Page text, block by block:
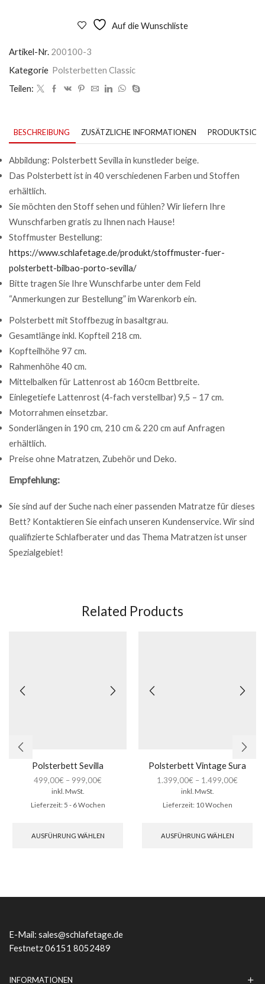
Auf die Wunschliste
Artikel-Nr. 200100-3
Kategorie Polsterbetten Classic
Teilen:
BESCHREIBUNG ZUSÄTZLICHE INFORMATIONEN
Abbildung: Polsterbett Sevilla in kunstleder beige.
Das Polsterbett ist in 40 verschiedenen Farben und Stoffen
erhältlich.
Sie möchten den Stoff sehen und fühlen? Wir liefern Ihre
Wunschfarben gratis zu Ihnen nach Hause!
Stoffmuster Bestellung:
https://www.schlafetage.de/produkt/stoffmuster-fuer-
polsterbett-bilbao-porto-sevilla/
Bitte tragen Sie Ihre Wunschfarbe unter dem Feld
“Anmerkungen zur Bestellung” im Warenkorb ein.
Polsterbett mit Stoffbezug in basaltgrau.
Gesamtlänge inkl. Kopfteil 218 cm.
Kopfteilhöhe 97 cm.
Rahmenhöhe 40 cm.
Mittelbalken für Lattenrost ab 160cm Bettbreite.
Einlegetiefe Lattenrost (4-fach verstellbar) 9,5 – 17 cm.
Motorrahmen einsetzbar.
Sonderlängen in 190 cm, 210 cm & 220 cm auf Anfragen
erhältlich.
Preise ohne Matratzen, Zubehör und Deko.
Empfehlung:
Sie sind auf der Suche nach einer passenden Matratze für dieses
Bett? Kontaktieren Sie einfach unseren Kundenservice. Wir sind
qualifizierte Schlafberater und das Thema Matratzen ist unser
Spezialgebiet!
Related Products
Polsterbett Sevilla
499,00€ – 999,00€
inkl. MwSt.
Lieferzeit: 5 - 6 Wochen
AUSFÜHRUNG WÄHLEN
Optionen
Polsterbett Vintage Sura
1.399,00€ – 1.499,00€
inkl. MwSt.
Lieferzeit: 10 Wochen
AUSFÜHRUNG WÄHLEN
E-Mail: sales@schlafetage.de
Festnetz 06151 8052489
INFORMATIONEN